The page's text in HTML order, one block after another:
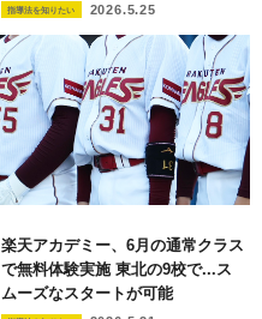
指導法を知りたい 2026.5.25
楽天アカデミー、6月の通常クラス
で無料体験実施 東北の9校で...ス
ムーズなスタートが可能